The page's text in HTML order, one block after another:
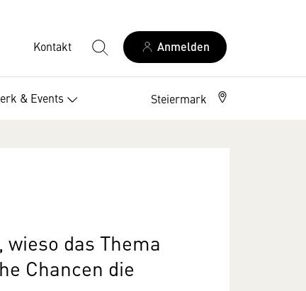
Kontakt Anmelden
& Events Steiermark
das Thema
Chancen die